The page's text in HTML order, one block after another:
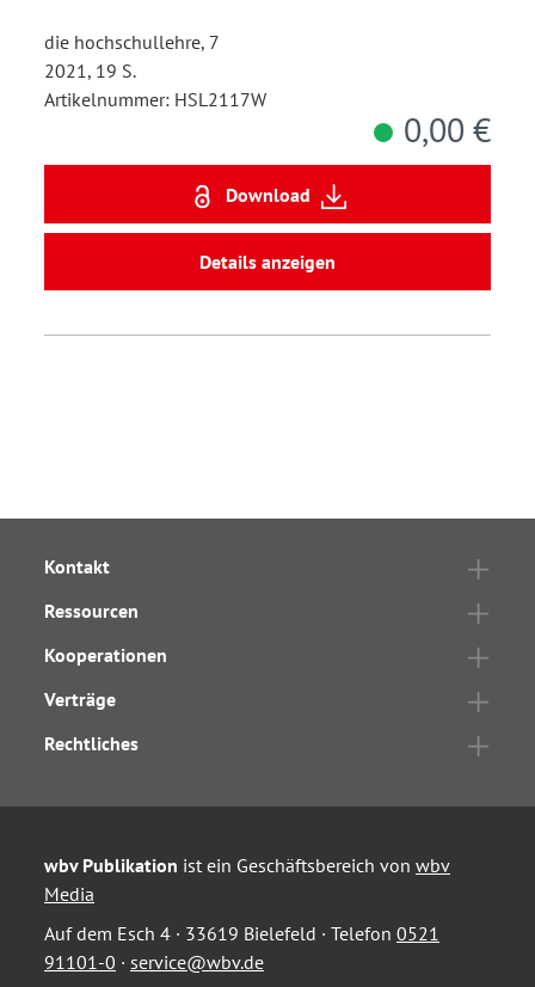
die hochschullehre, 7
2021, 19 S.
Artikelnummer: HSL2117W
0,00 €
Download
Details anzeigen
Kontakt
Ressourcen
Kooperationen
Verträge
Rechtliches
wbv Publikation ist ein Geschäftsbereich von wbv
Media
Auf dem Esch 4 · 33619 Bielefeld · Telefon 0521
91101-0 · service@wbv.de